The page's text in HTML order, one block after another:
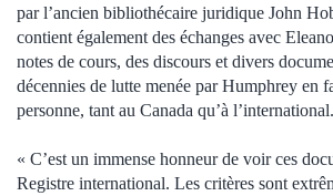
par l’ancien bibliothécaire juridique John
contient également des échanges avec
notes de cours, des discours et divers
décennies de lutte menée par Humphrey en
personne, tant au Canada qu’à l’international.
« C’est un immense honneur de voir ces
Registre international. Les critères sont